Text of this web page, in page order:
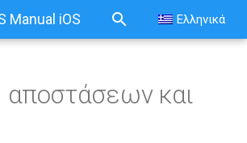
Manual iOS Ελληνικά
και
και